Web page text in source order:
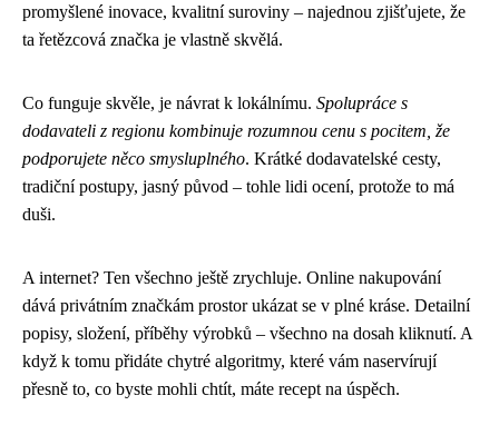
promyšlené inovace, kvalitní suroviny – najednou zjišťujete, že
ta řetězcová značka je vlastně skvělá.
Co funguje skvěle, je návrat k lokálnímu. Spolupráce s
dodavateli z regionu kombinuje rozumnou cenu s pocitem, že
podporujete něco smysluplného. Krátké dodavatelské cesty,
tradiční postupy, jasný původ – tohle lidi ocení, protože to má
duši.
A internet? Ten všechno ještě zrychluje. Online nakupování
dává privátním značkám prostor ukázat se v plné kráse. Detailní
popisy, složení, příběhy výrobků – všechno na dosah kliknutí. A
když k tomu přidáte chytré algoritmy, které vám naservírují
přesně to, co byste mohli chtít, máte recept na úspěch.